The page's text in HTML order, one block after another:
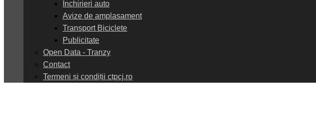
Închirieri auto
Avize de amplasament
Transport Biciclete
Publicitate
Open Data - Tranzy
Contact
Termeni și condiții ctpcj.ro